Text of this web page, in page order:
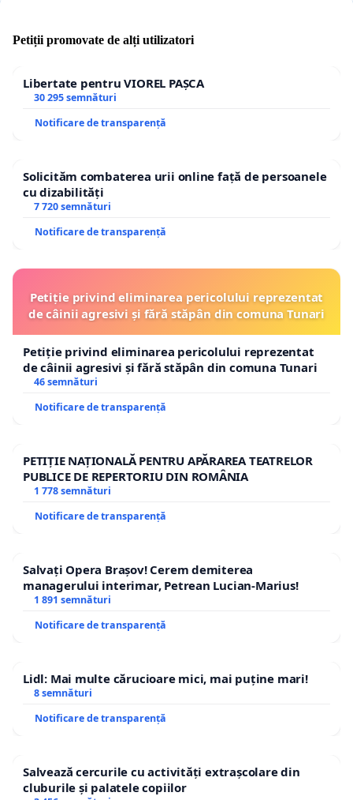
Petiții promovate de alți utilizatori
Libertate pentru VIOREL PAȘCA
30 295 semnături
Notificare de transparență
Solicităm combaterea urii online față de persoanele
cu dizabilități
7 720 semnături
Notificare de transparență
Petiție privind eliminarea pericolului reprezentat
de câinii agresivi și fără stăpân din comuna Tunari
Petiție privind eliminarea pericolului reprezentat
de câinii agresivi și fără stăpân din comuna Tunari
46 semnături
Notificare de transparență
PETIȚIE NAȚIONALĂ PENTRU APĂRAREA TEATRELOR
PUBLICE DE REPERTORIU DIN ROMÂNIA
1 778 semnături
Notificare de transparență
Salvați Opera Brașov! Cerem demiterea
managerului interimar, Petrean Lucian-Marius!
1 891 semnături
Notificare de transparență
Lidl: Mai multe cărucioare mici, mai puține mari!
8 semnături
Notificare de transparență
Salvează cercurile cu activități extrașcolare din
cluburile și palatele copiilor